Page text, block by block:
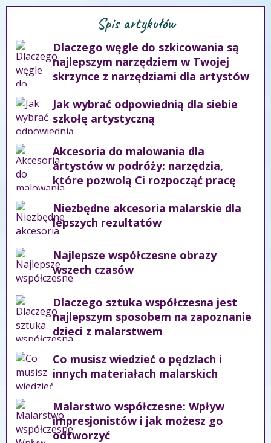
Spis artykułów
Dlaczego węgle do szkicowania są
najlepszym narzędziem w Twojej
skrzynce z narzędziami dla artystów
Jak wybrać odpowiednią dla siebie
szkołę artystyczną
Akcesoria do malowania dla
artystów w podróży: narzędzia,
które pozwolą Ci rozpocząć pracę
Niezbędne akcesoria malarskie dla
lepszych rezultatów
Najlepsze współczesne obrazy
wszech czasów
Dlaczego sztuka współczesna jest
najlepszym sposobem na zapoznanie
dzieci z malarstwem
Co musisz wiedzieć o pędzlach i
innych materiałach malarskich
Malarstwo współczesne: Wpływ
impresjonistów i jak możesz go
odtworzyć